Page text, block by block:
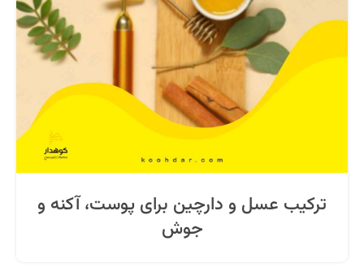
ترکیب عسل و دارچین برای پوست، آکنه و
جوش